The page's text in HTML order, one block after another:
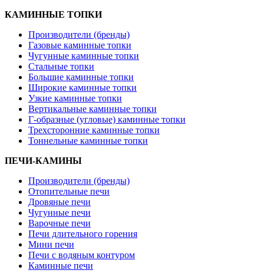
КАМИННЫЕ ТОПКИ
Производители (бренды)
Газовые каминные топки
Чугунные каминные топки
Стальные топки
Большие каминные топки
Широкие каминные топки
Узкие каминные топки
Вертикальные каминные топки
Г-образные (угловые) каминные топки
Трехсторонние каминные топки
Тоннельные каминные топки
ПЕЧИ-КАМИНЫ
Производители (бренды)
Отопительные печи
Дровяные печи
Чугунные печи
Варочные печи
Печи длительного горения
Мини печи
Печи с водяным контуром
Каминные печи